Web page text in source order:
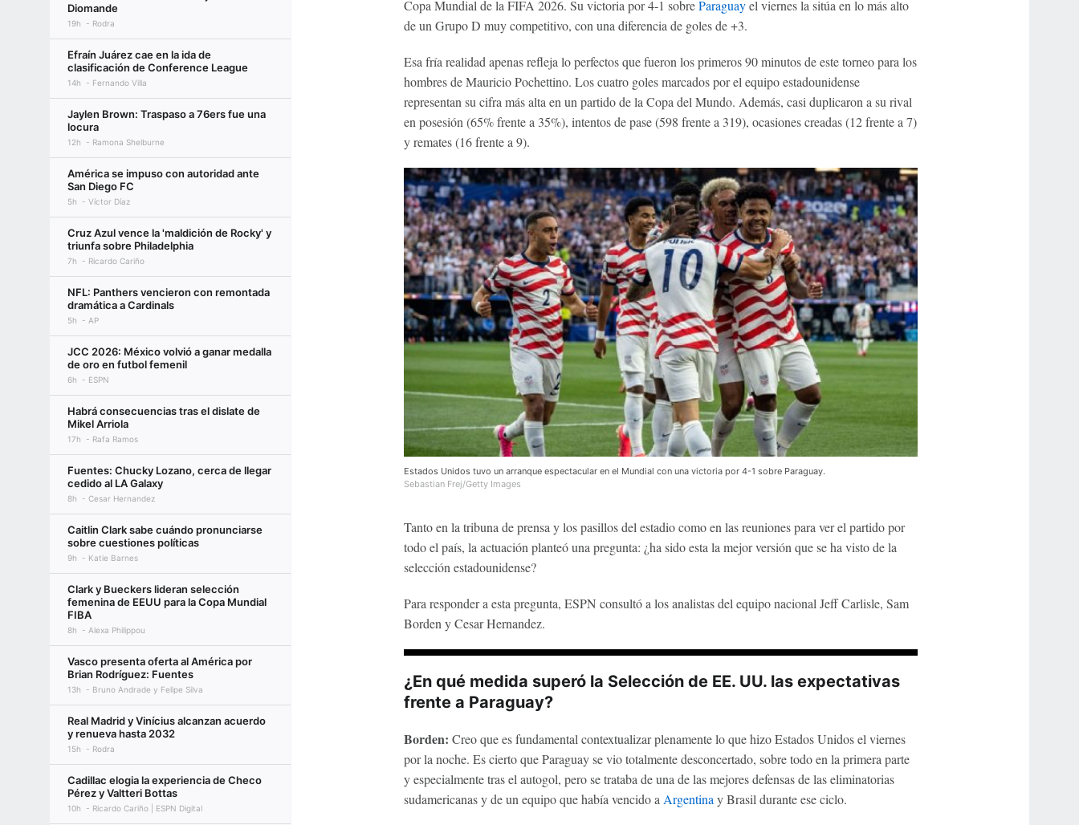
Diomande
19h Rodra
Efraín Juárez cae en la ida de
clasificación de Conference League
14h Fernando Villa
Jaylen Brown: Traspaso a 76ers fue una
locura
12h Ramona Shelburne
América se impuso con autoridad ante
San Diego FC
5h Víctor Díaz
Cruz Azul vence la 'maldición de Rocky' y
triunfa sobre Philadelphia
7h Ricardo Cariño
NFL: Panthers vencieron con remontada
dramática a Cardinals
5h AP
JCC 2026: México volvió a ganar medalla
de oro en futbol femenil
6h ESPN
Habrá consecuencias tras el dislate de
Mikel Arriola
17h Rafa Ramos
Fuentes: Chucky Lozano, cerca de llegar
cedido al LA Galaxy
8h Cesar Hernandez
Caitlin Clark sabe cuándo pronunciarse
sobre cuestiones políticas
9h Katie Barnes
Clark y Bueckers lideran selección
femenina de EEUU para la Copa Mundial
FIBA
8h Alexa Philippou
Vasco presenta oferta al América por
Brian Rodríguez: Fuentes
13h Bruno Andrade y Felipe Silva
Real Madrid y Vinícius alcanzan acuerdo
y renueva hasta 2032
15h Rodra
Cadillac elogia la experiencia de Checo
Pérez y Valtteri Bottas
10h Ricardo Cariño | ESPN Digital
Copa Mundial de la FIFA 2026. Su victoria por 4-1 sobreParaguayel viernes la sitúa en lo más alto
de un Grupo D muy competitivo, con una diferencia de goles de +3.
Esa fría realidad apenas refleja lo perfectos que fueron los primeros 90 minutos de este torneo para los
hombres de Mauricio Pochettino. Los cuatro goles marcados por el equipo estadounidense
representan su cifra más alta en un partido de la Copa del Mundo. Además, casi duplicaron a su rival
en posesión (65% frente a 35%), intentos de pase (598 frente a 319), ocasiones creadas (12 frente a 7)
y remates (16 frente a 9).
Estados Unidos tuvo un arranque espectacular en el Mundial con una victoria por 4-1 sobre Paraguay.
Sebastian Frej/Getty Images
Tanto en la tribuna de prensa y los pasillos del estadio como en las reuniones para ver el partido por
todo el país, la actuación planteó una pregunta: ¿ha sido esta la mejor versión que se ha visto de la
selección estadounidense?
Para responder a esta pregunta, ESPN consultó a los analistas del equipo nacional Jeff Carlisle, Sam
Borden y Cesar Hernandez.
¿En qué medida superó la Selección de EE. UU. las expectativas
frente a Paraguay?
Borden: Creo que es fundamental contextualizar plenamente lo que hizo Estados Unidos el viernes
por la noche. Es cierto que Paraguay se vio totalmente desconcertado, sobre todo en la primera parte
y especialmente tras el autogol, pero se trataba de una de las mejores defensas de las eliminatorias
sudamericanas y de un equipo que había vencido a Argentina y Brasil durante ese ciclo.